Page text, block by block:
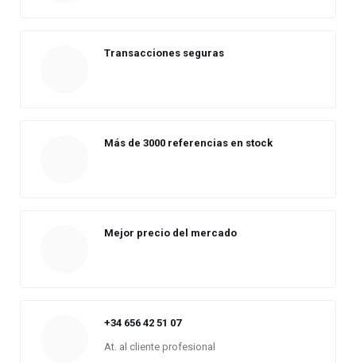
Transacciones seguras
Más de 3000 referencias en stock
Mejor precio del mercado
+34 656 42 51 07
At. al cliente profesional